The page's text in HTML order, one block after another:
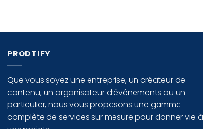
PRODTIFY
Que vous soyez une entreprise, un créateur de
contenu, un organisateur d’événements ou un
particulier, nous vous proposons une gamme
complète de services sur mesure pour donner vie à